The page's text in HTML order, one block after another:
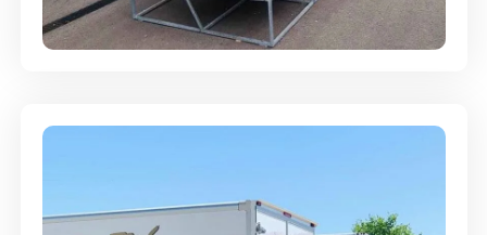
Abgabegarantie